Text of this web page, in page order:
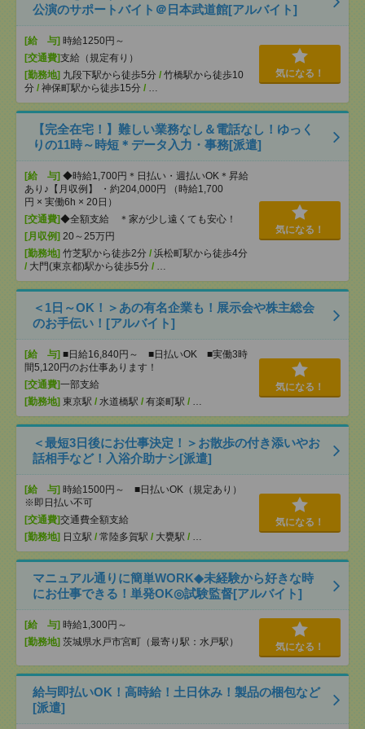
公演のサポートバイト＠日本武道館[アルバイト]
[給 与] 時給1250円～
[交通費]支給（規定有り）
[勤務地] 九段下駅から徒歩5分 / 竹橋駅から徒歩10
分 / 神保町駅から徒歩15分 / …
気になる！
【完全在宅！】難しい業務なし＆電話なし！ゆっく
りの11時～時短＊データ入力・事務[派遣]
[給 与] ◆時給1,700円＊日払い・週払いOK＊昇給
あり♪【月収例】 ・約204,000円 （時給1,700
円 × 実働6h × 20日）
[交通費]◆全額支給 ＊家が少し遠くても安心！
[月収例] 20～25万円
[勤務地] 竹芝駅から徒歩2分 / 浜松町駅から徒歩4分
/ 大門(東京都)駅から徒歩5分 / …
気になる！
＜1日～OK！＞あの有名企業も！展示会や株主総会
のお手伝い！[アルバイト]
[給 与] ■日給16,840円～ ■日払いOK ■実働3時
間5,120円のお仕事あります！
[交通費]一部支給
[勤務地] 東京駅 / 水道橋駅 / 有楽町駅 / …
気になる！
＜最短3日後にお仕事決定！＞お散歩の付き添いやお
話相手など！入浴介助ナシ[派遣]
[給 与] 時給1500円～ ■日払いOK（規定あり）
※即日払い不可
[交通費]交通費全額支給
[勤務地] 日立駅 / 常陸多賀駅 / 大甕駅 / …
気になる！
マニュアル通りに簡単WORK◆未経験から好きな時
にお仕事できる！単発OK◎試験監督[アルバイト]
[給 与] 時給1,300円～
[勤務地] 茨城県水戸市宮町（最寄り駅：水戸駅） 気になる！
給与即払いOK！高時給！土日休み！製品の梱包など
[派遣]